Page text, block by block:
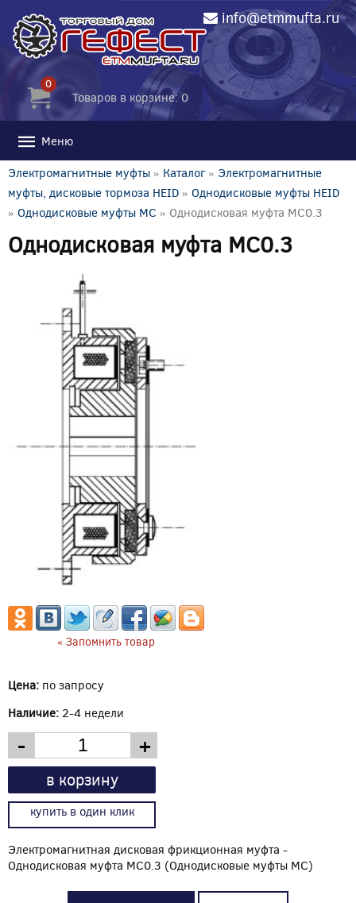
info@etmmufta.ru
0
Товаров в корзине: 0
Меню
Электромагнитные муфты » Каталог» Электромагнитные
муфты, дисковые тормоза HEID » Однодисковые муфты HEID
» Однодисковые муфты MC » Однодисковая муфта MC0.3
Однодисковая муфта MC0.3
« Запомнить товар
Цена: по запросу
Наличие: 2-4 недели
- +
в корзину
купить в один клик
Электромагнитная дисковая фрикционная муфта -
Однодисковая муфта MC0.3 (Однодисковые муфты MC)